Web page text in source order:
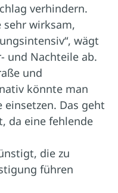
verhindern.
sehr wirksam,
wägt
und Nachteile ab.
und
könnte man
Das geht
da eine fehlende
die zu
führen